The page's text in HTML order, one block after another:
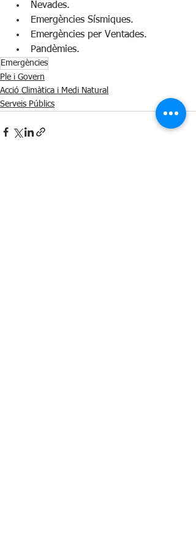
Nevades.
Emergències Sísmiques.
Emergències per Ventades.
Pandèmies.
Emergències
Ple i Govern
Acció Climàtica i Medi Natural
Serveis Públics